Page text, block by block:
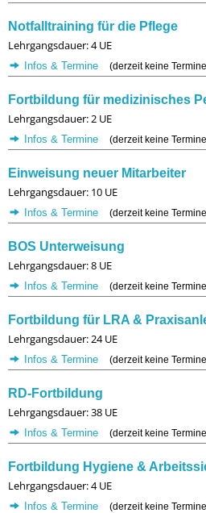
Notfalltraining für die Pflege
Lehrgangsdauer: 4 UE
Infos & Termine (derzeit keine
Fortbildung für medizinisches
Lehrgangsdauer: 2 UE
Infos & Termine (derzeit keine
Einweisung neuer Mitarbeiter
Lehrgangsdauer: 10 UE
Infos & Termine (derzeit keine
BOS Unterweisung
Lehrgangsdauer: 8 UE
Infos & Termine (derzeit keine
Fortbildung für LRA &
Lehrgangsdauer: 24 UE
Infos & Termine (derzeit keine
RD-Fortbildung
Lehrgangsdauer: 38 UE
Infos & Termine (derzeit keine
Fortbildung Hygiene &
Lehrgangsdauer: 4 UE
Infos & Termine (derzeit keine